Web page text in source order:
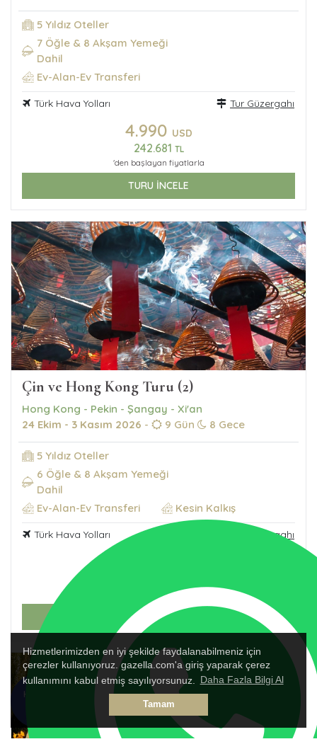
Hizmetlerimizden en iyi şekilde faydalanabilmeniz için
çerezler kullanıyoruz. gazella.com'a giriş yaparak çerez
kullanımını kabul etmiş sayılıyorsunuz.
Daha Fazla Bilgi Al
Tamam
5 Yıldız Oteller
7 Öğle & 8 Akşam Yemeği
Dahil
Ev-Alan-Ev Transferi
Türk Hava Yolları Tur Güzergahı
4.990 USD
242.681 TL
'den başlayan fiyatlarla
TURU İNCELE
Çin ve Hong Kong Turu (2)
Hong Kong - Pekin - Şangay - Xi'an
24 Ekim - 3 Kasım 2026 - 9 Gün 8 Gece
5 Yıldız Oteller
6 Öğle & 8 Akşam Yemeği
Dahil
Ev-Alan-Ev Transferi
Kesin Kalkış
Türk Hava Yolları Tur Güzergahı
'den başlayan fiyatlarla
TURU İNCELE
HEMEN
TALEP
FORMU